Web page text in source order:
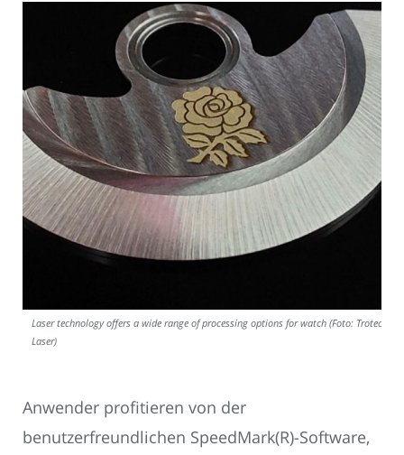
Laser technology offers a wide range of processing options for watch (Foto: Trotec
Laser)
Anwender profitieren von der
benutzerfreundlichen SpeedMark(R)-Software,